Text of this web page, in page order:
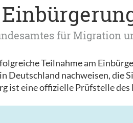
für Migration
Teilnahme am
nachweisen, die
ist eine offizielle Prüfstelle